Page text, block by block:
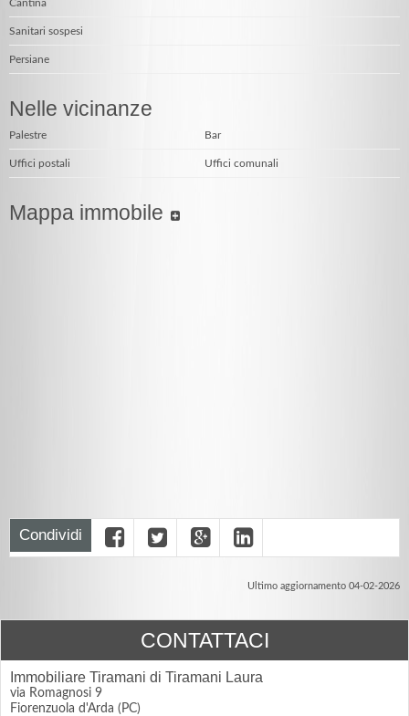
Cantina
Sanitari sospesi
Persiane
Nelle vicinanze
Palestre Bar
Uffici postali Uffici comunali
Mappa immobile
Condividi
Ultimo aggiornamento 04-02-2026
CONTATTACI
Immobiliare Tiramani di Tiramani Laura
via Romagnosi 9
Fiorenzuola d'Arda (PC)